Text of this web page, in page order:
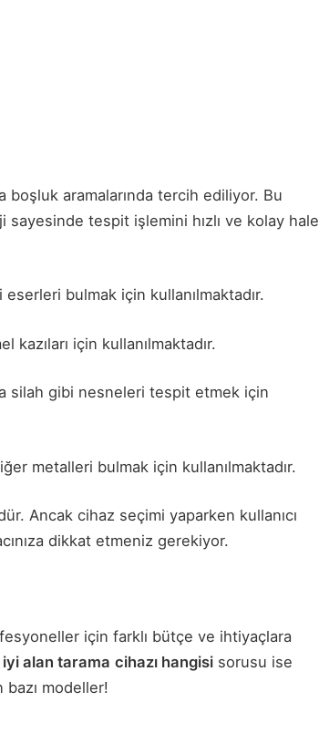
boşluk aramalarında tercih ediliyor. Bu
tespit işlemini hızlı ve kolay hale
bulmak için kullanılmaktadır.
kazıları için kullanılmaktadır.
silah gibi nesneleri tespit etmek için
metalleri bulmak için kullanılmaktadır.
Ancak cihaz seçimi yaparken kullanıcı
dikkat etmeniz gerekiyor.
için farklı bütçe ve ihtiyaçlara
iyi alan tarama cihazı hangisi sorusu ise
bazı modeller!